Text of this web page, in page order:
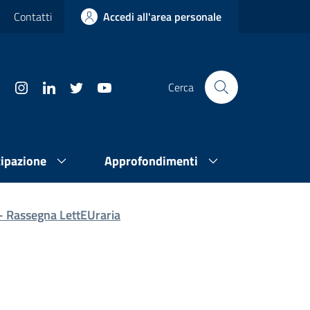
Contatti Accedi all'area personale
Cerca
Approfondimenti
LettEUraria